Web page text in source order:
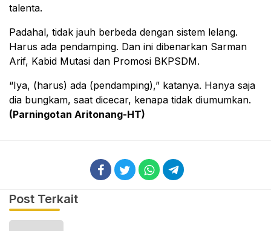
talenta.
Padahal, tidak jauh berbeda dengan sistem lelang.
Harus ada pendamping. Dan ini dibenarkan Sarman
Arif, Kabid Mutasi dan Promosi BKPSDM.
“Iya, (harus) ada (pendamping),” katanya. Hanya saja
dia bungkam, saat dicecar, kenapa tidak diumumkan.
(Parningotan Aritonang-HT)
Post Terkait